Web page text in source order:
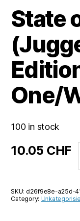
State
One/
100 in stock
10.05 CHF
SKU:d26f9e8e-a25d-
Category: